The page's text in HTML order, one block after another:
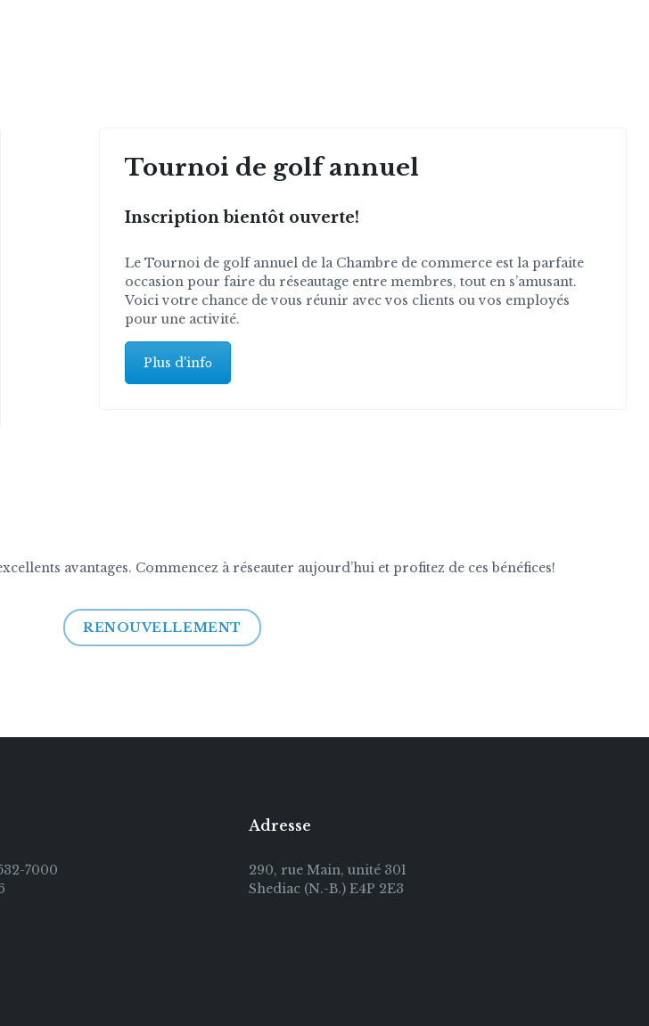
Tournoi de golf annuel
Inscription bientôt ouverte!
Le Tournoi de golf annuel de la Chambre de commerce est la parfaite
occasion pour faire du réseautage entre membres, tout en s’amusant.
Voici votre chance de vous réunir avec vos clients ou vos employés
pour une activité.
Plus d'infо
avantages. Commencez à réseauter aujourd’hui et profitez de ces bénéfices!
RENOUVELLEMENT
7000
Adresse
290, rue Main, unité 301
Shediac (N.-B.) E4P 2E3